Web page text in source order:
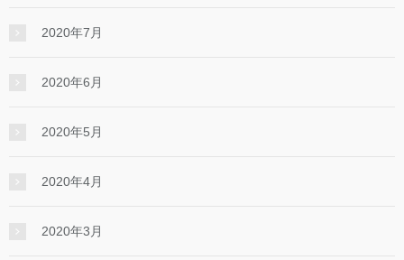
2020年7月
2020年6月
2020年5月
2020年4月
2020年3月